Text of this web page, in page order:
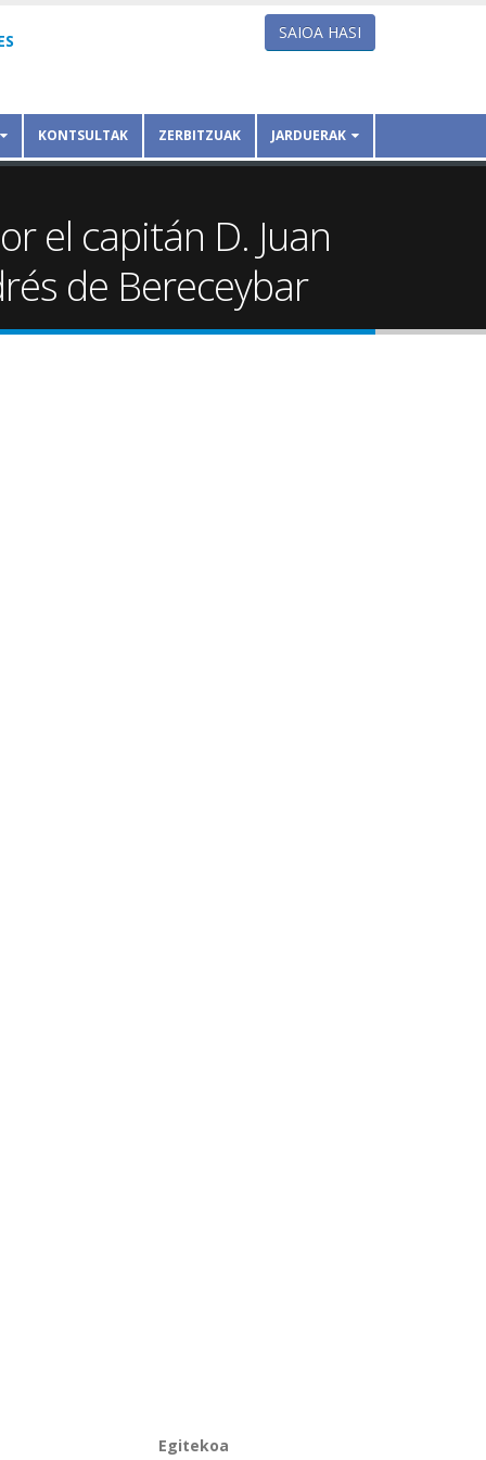
SAIOA HASI
KONTSULTAK ZERBITZUAK JARDUERAK
el capitán D. Juan
de Bereceybar
Egitekoa